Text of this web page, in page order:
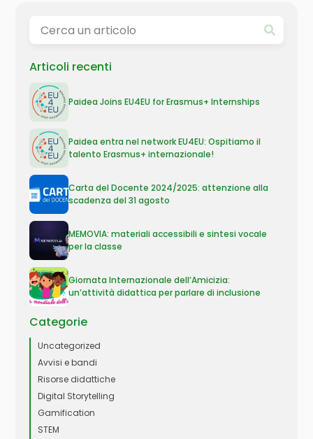
Articoli recenti
Paidea Joins EU4EU for Erasmus+ Internships
Paidea entra nel network EU4EU: Ospitiamo il
talento Erasmus+ internazionale!
Carta del Docente 2024/2025: attenzione alla
scadenza del 31 agosto
MEMOVIA: materiali accessibili e sintesi vocale
per la classe
Giornata Internazionale dell’Amicizia:
un’attività didattica per parlare di inclusione
Categorie
Uncategorized
Avvisi e bandi
Risorse didattiche
Digital Storytelling
Gamification
STEM